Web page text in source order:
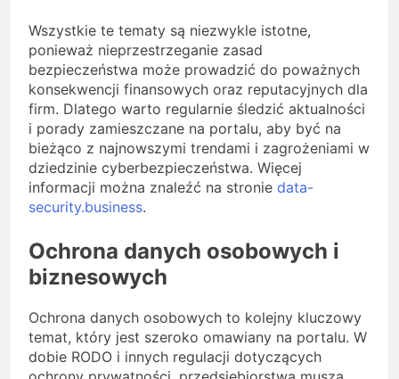
Wszystkie te tematy są niezwykle istotne,
ponieważ nieprzestrzeganie zasad
bezpieczeństwa może prowadzić do poważnych
konsekwencji finansowych oraz reputacyjnych dla
firm. Dlatego warto regularnie śledzić aktualności
i porady zamieszczane na portalu, aby być na
bieżąco z najnowszymi trendami i zagrożeniami w
dziedzinie cyberbezpieczeństwa. Więcej
informacji można znaleźć na stronie data-
security.business.
Ochrona danych osobowych i
biznesowych
Ochrona danych osobowych to kolejny kluczowy
temat, który jest szeroko omawiany na portalu. W
dobie RODO i innych regulacji dotyczących